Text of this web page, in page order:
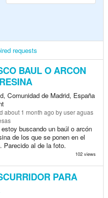
requests
BAUL O ARCON
Comunidad de Madrid, España
about 1 month ago by user aguas
buscando un baúl o arcón
de los que se ponen en el
Parecido al de la foto.
102 views
PARA